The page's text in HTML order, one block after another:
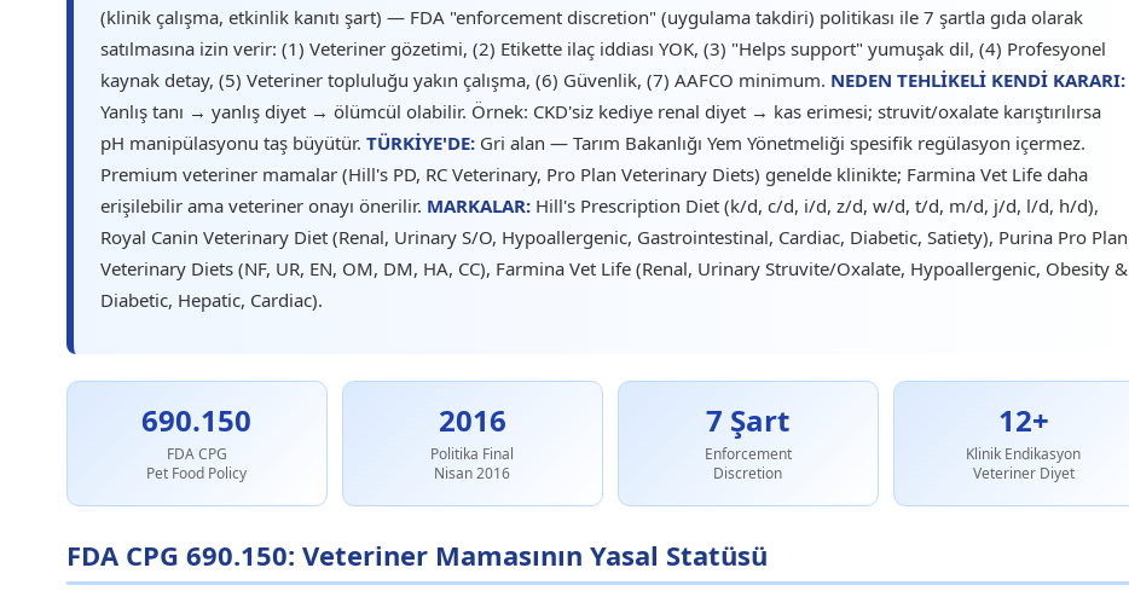
(klinik çalışma, etkinlik kanıtı şart) — FDA "enforcement discretion" (uygulama takdiri) politikası ile 7 şartla gıda olarak
satılmasına izin verir: (1) Veteriner gözetimi, (2) Etikette ilaç iddiası YOK, (3) "Helps support" yumuşak dil, (4) Profesyonel
kaynak detay, (5) Veteriner topluluğu yakın çalışma, (6) Güvenlik, (7) AAFCO minimum. NEDEN TEHLİKELİ KENDİ KARARI:
Yanlış tanı → yanlış diyet → ölümcül olabilir. Örnek: CKD'siz kediye renal diyet → kas erimesi; struvit/oxalate karıştırılırsa
pH manipülasyonu taş büyütür. TÜRKİYE'DE:Gri alan — Tarım Bakanlığı Yem Yönetmeliği spesifik regülasyon içermez.
Premium veteriner mamalar (Hill's PD, RC Veterinary, Pro Plan Veterinary Diets) genelde klinikte; Farmina Vet Life daha
erişilebilir ama veteriner onayı önerilir. MARKALAR:Hill's Prescription Diet (k/d, c/d, i/d, z/d, w/d, t/d, m/d, j/d, l/d, h/d),
Royal Canin Veterinary Diet (Renal, Urinary S/O, Hypoallergenic, Gastrointestinal, Cardiac, Diabetic, Satiety), Purina Pro Plan
Veterinary Diets (NF, UR, EN, OM, DM, HA, CC), Farmina Vet Life (Renal, Urinary Struvite/Oxalate, Hypoallergenic, Obesity &
Diabetic, Hepatic, Cardiac).
690.150
FDA CPG
Pet Food Policy
2016
Politika Final
Nisan 2016
7 Şart
Enforcement
Discretion
12+
Klinik Endikasyon
Veteriner Diyet
FDA CPG 690.150: Veteriner Mamasının Yasal Statüsü